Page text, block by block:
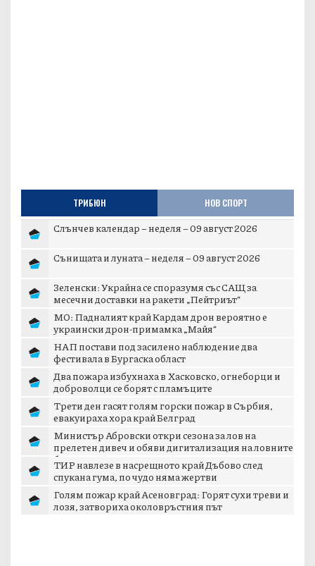
ТРИБЮН НОВ СПОРТ
Слънчев календар – неделя – 09 август 2026
Сънищата и луната – неделя – 09 август 2026
Зеленски: Украйна се споразумя със САЩ за
месечни доставки на ракети „Пейтриът“
МО: Падналият край Кардам дрон вероятно е
украински дрон-примамка „Майя“
НАП постави под засилено наблюдение два
фестивала в Бургаска област
Два пожара избухнаха в Хасковско, огнеборци и
доброволци се борят с пламъците
Трети ден гасят голям горски пожар в Сърбия,
евакуираха хора край Белград
Министър Абровски откри сезона за лов на
прелетен дивеч и обяви дигитализация на ловните
б...
ТИР навлезе в насрещното край Дъбово след
спукана гума, по чудо няма жертви
Голям пожар край Асеновград: Горят сухи треви и
лозя, затвориха околовръстния път